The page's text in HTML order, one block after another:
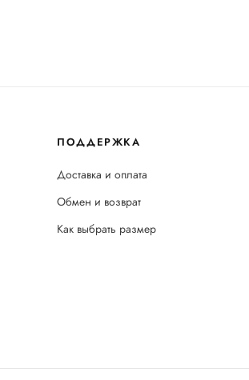
ПОДДЕРЖКА
Доставка и оплата
Обмен и возврат
Как выбрать размер